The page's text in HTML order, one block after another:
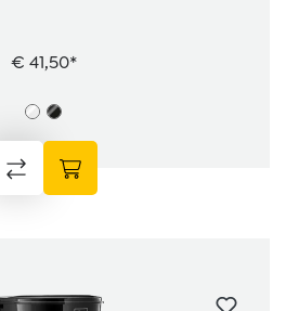
€ 41,50*